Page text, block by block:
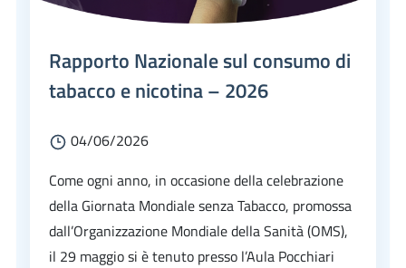
Rapporto Nazionale sul consumo di
tabacco e nicotina – 2026
04/06/2026
Come ogni anno, in occasione della celebrazione
della Giornata Mondiale senza Tabacco, promossa
dall’Organizzazione Mondiale della Sanità (OMS),
il 29 maggio si è tenuto presso l’Aula Pocchiari